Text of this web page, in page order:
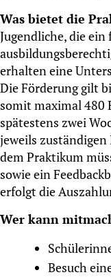
Was bietet die
Jugendliche, die
erhalten eine
Die Förderung gilt
somit maximal 480
spätestens zwei
jeweils zuständigen
dem Praktikum
sowie ein
erfolgt die
Wer kann
Besuch